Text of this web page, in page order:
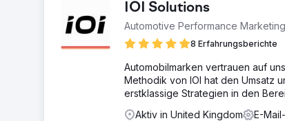
IOI Solutions
Automotive Performance
8 Erfahrungsberichte
Automobilmarken vertrauen auf
Methodik von IOI hat den Umsatz
erstklassige Strategien in den
Aktiv in United Kingdom
E-